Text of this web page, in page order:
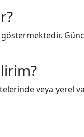
veya yerel